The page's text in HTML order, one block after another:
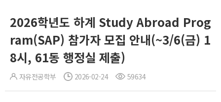
2026학년도 하계 Study Abroad Prog
ram(SAP) 참가자 모집 안내(~3/6(금) 1
8시, 61동 행정실 제출)
자유전공학부 2026-02-24 59634